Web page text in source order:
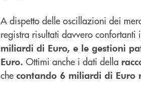
A dispetto delle oscillazioni dei
registra risultati davvero confortanti
miliardi di Euro, e le gestioni
Euro. Ottimi anche i dati della
che contando 6 miliardi di Euro